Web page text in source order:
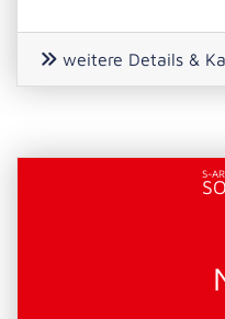
weitere Details &
S-